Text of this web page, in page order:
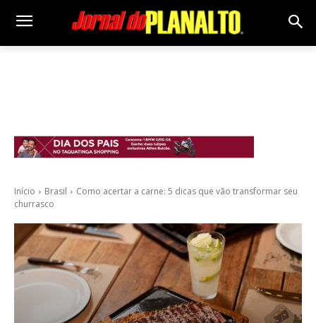
Início Brasil
Como acertar a carne: 5 dicas que vão transformar seu
churrasco